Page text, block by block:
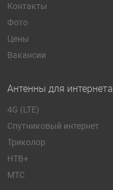
Контакты
Фото
Цены
Вакансии
Антенны для интернета
4G (LTE)
Спутниковый интернет
Триколор
НТВ+
МТС